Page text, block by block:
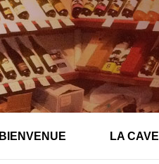
BIENVENUE LA CAVE